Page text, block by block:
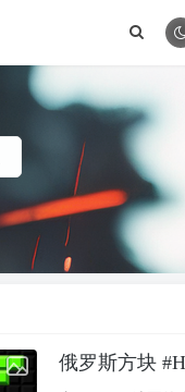
俄罗斯方块